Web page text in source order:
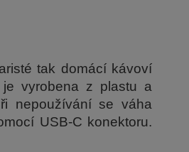
tak domácí kávoví
je vyrobena z plastu a
nepoužívání se váha
USB-C konektoru.